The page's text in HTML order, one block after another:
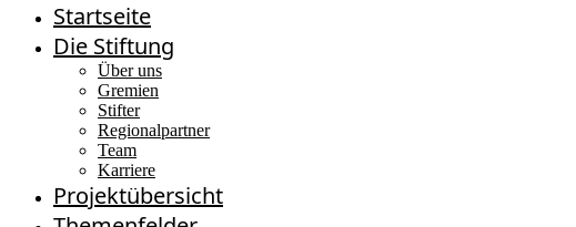
Startseite
Die Stiftung
Über uns
Gremien
Stifter
Regionalpartner
Team
Karriere
Projektübersicht